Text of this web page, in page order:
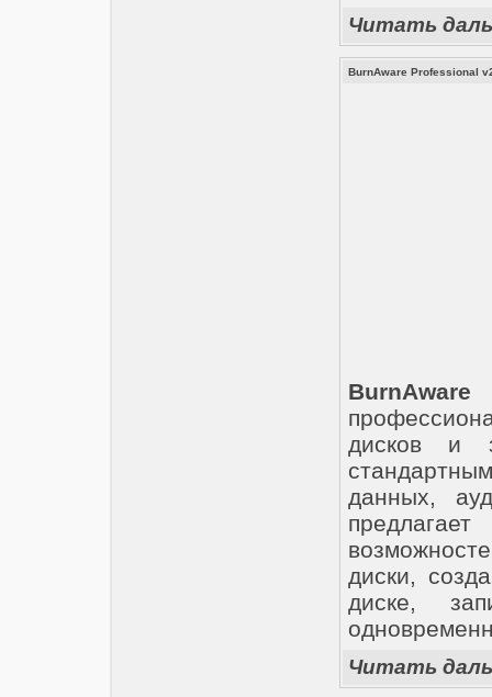
Читать
BurnAware Professional
дисков и
данных,
диски,
диске,
Читать